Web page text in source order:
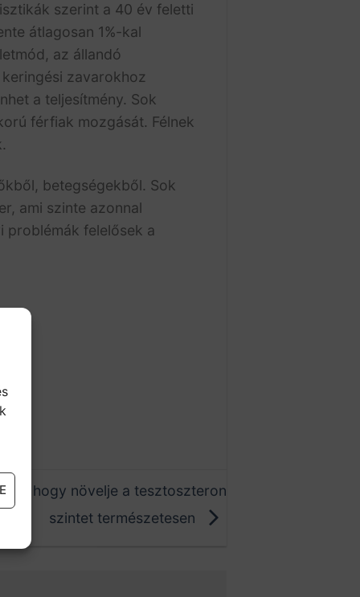
szerint a 40 év feletti
átlagosan 1%-kal
az állandó
zavarokhoz
a teljesítmény. Sok
férfiak mozgását. Félnek
betegségekből. Sok
ami szinte azonnal
problémák felelősek a
hogy növelje a tesztoszteron
szintet természetesen